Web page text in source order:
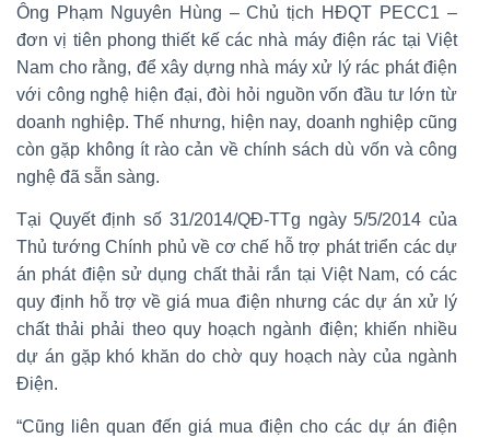
Ông Phạm Nguyên Hùng – Chủ tịch HĐQT PECC1 –
đơn vị tiên phong thiết kế các nhà máy điện rác tại Việt
Nam cho rằng, để xây dựng nhà máy xử lý rác phát điện
với công nghệ hiện đại, đòi hỏi nguồn vốn đầu tư lớn từ
doanh nghiệp. Thế nhưng, hiện nay, doanh nghiệp cũng
còn gặp không ít rào cản về chính sách dù vốn và công
nghệ đã sẵn sàng.
Tại Quyết định số 31/2014/QĐ-TTg ngày 5/5/2014 của
Thủ tướng Chính phủ về cơ chế hỗ trợ phát triển các dự
án phát điện sử dụng chất thải rắn tại Việt Nam, có các
quy định hỗ trợ về giá mua điện nhưng các dự án xử lý
chất thải phải theo quy hoạch ngành điện; khiến nhiều
dự án gặp khó khăn do chờ quy hoạch này của ngành
Điện.
“Cũng liên quan đến giá mua điện cho các dự án điện